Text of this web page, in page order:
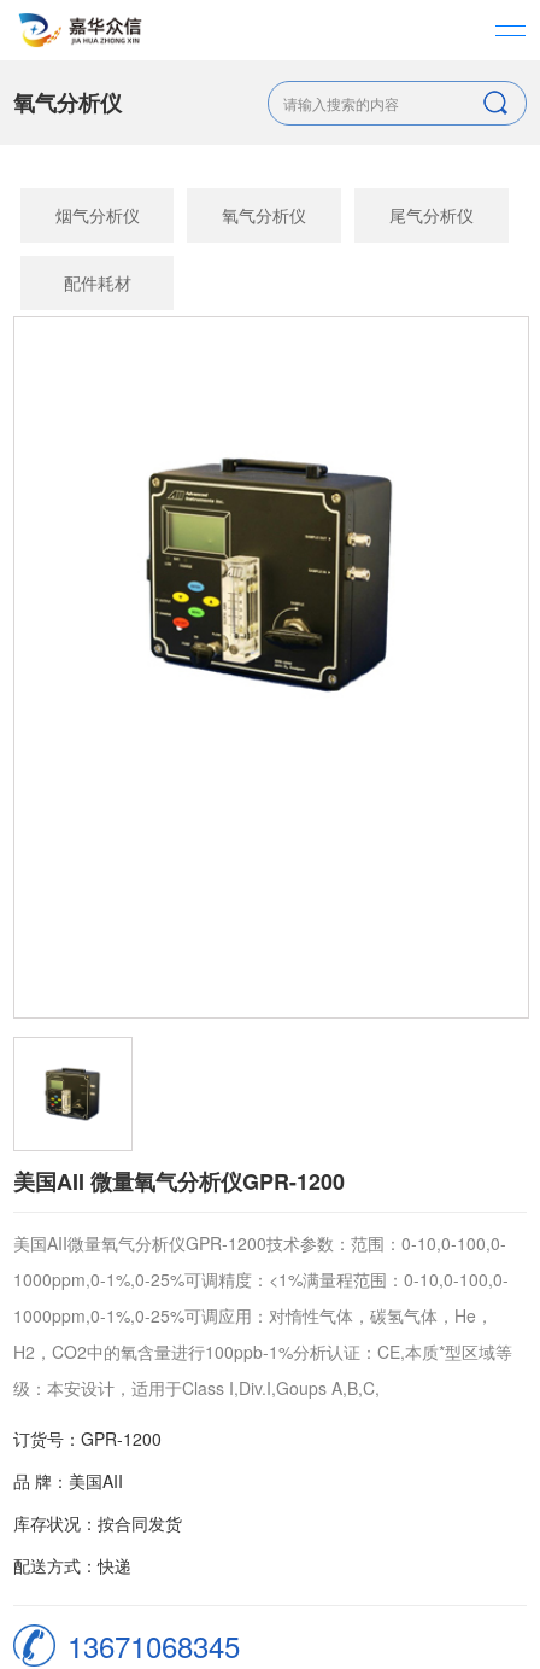
氧气分析仪
烟气分析仪 氧气分析仪 尾气分析仪
配件耗材
美国AII 微量氧气分析仪GPR-1200
美国AII微量氧气分析仪GPR-1200技术参数：范围：0-10,0-100,0-
1000ppm,0-1%,0-25%可调精度：<1%满量程范围：0-10,0-100,0-
1000ppm,0-1%,0-25%可调应用：对惰性气体，碳氢气体，He，
H2，CO2中的氧含量进行100ppb-1%分析认证：CE,本质*型区域等
级：本安设计，适用于Class I,Div.I,Goups A,B,C,
订货号：GPR-1200
品 牌：美国AII
库存状况：按合同发货
配送方式：快递
13671068345